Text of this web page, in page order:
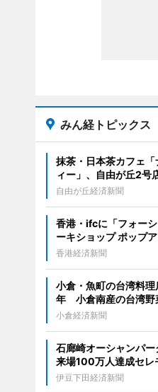
みん経トピックス
抹茶・日本茶カフェ
ィー」、自由が丘2
自由が丘経済新聞
香港・ifcに「フォー
ーキショップ ポップ
香港経済新聞
小倉・魚町の台湾料
年 小倉南産の台湾野
小倉経済新聞
石廊崎オーシャンパ
来場100万人達成セレ
伊豆下田経済新聞